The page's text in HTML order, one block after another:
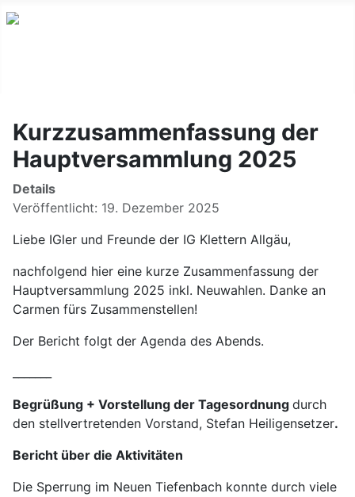
Kurzzusammenfassung der
Hauptversammlung 2025
Details
Veröffentlicht: 19. Dezember 2025
Liebe IGler und Freunde der IG Klettern Allgäu,
nachfolgend hier eine kurze Zusammenfassung der
Hauptversammlung 2025 inkl. Neuwahlen. Danke an
Carmen fürs Zusammenstellen!
Der Bericht folgt der Agenda des Abends.
Begrüßung + Vorstellung der Tagesordnung durch
den stellvertretenden Vorstand, Stefan Heiligensetzer.
Bericht über die Aktivitäten
Die Sperrung im Neuen Tiefenbach konnte durch viele